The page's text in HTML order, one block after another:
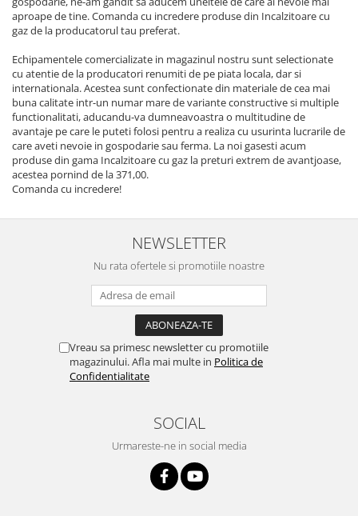
Intretinere
Masini de maturat si accesorii
Masini de tuns iarba
Motocoase
Accesorii motocositoare
Accesorii pentru masini de tuns
gazon
Masini de tuns iarba/gazon
Tractorase pentru gazon
Mori de macinat cereale
Accesorii pentru irigatii
Hidrofoare
Pompe de apa de suprafata
Sisteme de irigat si stropit
Echipamente industriale de
brichetare / peletizare
Echipamente pentru protectia
muncii
Generatoare
Pistoale de lipit
aproape de tine. Comanda cu incredere produse din Incalzitoare cu
gaz de la producatorul tau preferat.
Echipamentele comercializate in magazinul nostru sunt selectionate
cu atentie de la producatori renumiti de pe piata locala, dar si
internationala. Acestea sunt confectionate din materiale de cea mai
buna calitate intr-un numar mare de variante constructive si multiple
functionalitati, aducandu-va dumneavoastra o multitudine de
avantaje pe care le puteti folosi pentru a realiza cu usurinta lucrarile de
care aveti nevoie in gospodarie sau ferma. La noi gasesti acum
produse din gama Incalzitoare cu gaz la preturi extrem de avantjoase,
acestea pornind de la 371,00.
Comanda cu incredere!
NEWSLETTER
Nu rata ofertele si promotiile noastre
Vreau sa primesc newsletter cu promotiile
magazinului. Afla mai multe in Politica de
Confidentialitate
SOCIAL
Urmareste-ne in social media